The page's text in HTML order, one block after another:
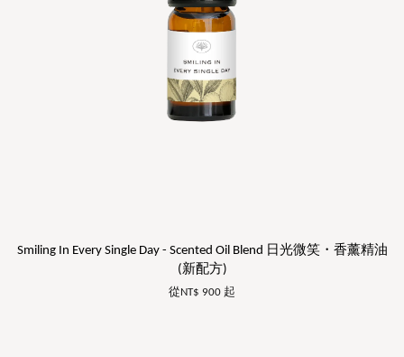
Smiling In Every Single Day - Scented Oil Blend 日光微笑・香薰精油
(新配方)
從NT$ 900 起